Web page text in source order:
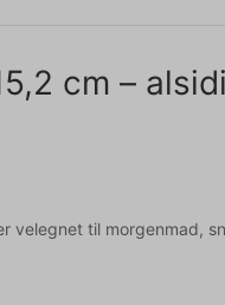
cm –
velegnet til morgenmad,